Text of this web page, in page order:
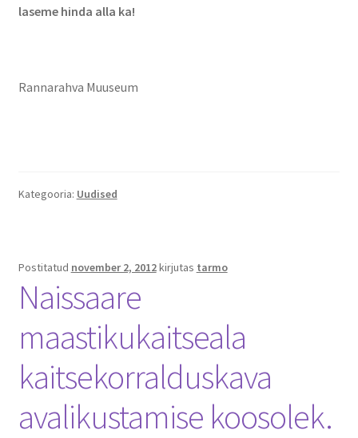
laseme hinda alla ka!
Rannarahva Muuseum
Kategooria: Uudised
Postitatud november 2, 2012kirjutas tarmo
Naissaare
maastikukaitseala
kaitsekorralduskava
avalikustamise koosolek.